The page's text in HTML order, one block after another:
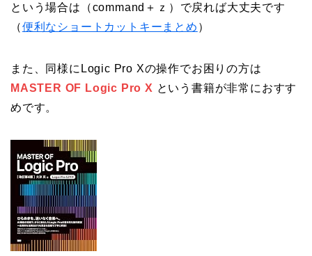
という場合は（command＋ｚ）で戻れば大丈夫です
（便利なショートカットキーまとめ ）
また、同様にLogic Pro Xの操作でお困りの方は
MASTER OF Logic Pro X という書籍が非常におすす
めです。